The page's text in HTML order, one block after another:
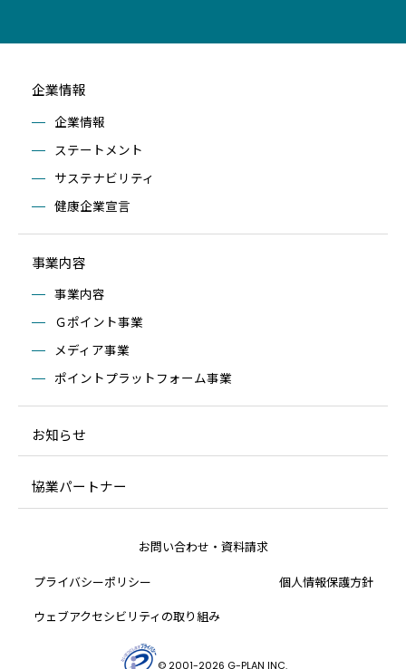
企業情報
企業情報
ステートメント
サステナビリティ
健康企業宣言
事業内容
事業内容
Ｇポイント事業
メディア事業
ポイントプラットフォーム事業
お知らせ
協業パートナー
お問い合わせ・資料請求
プライバシーポリシー 個人情報保護方針
ウェブアクセシビリティの取り組み
© 2001-2026 G-PLAN INC.